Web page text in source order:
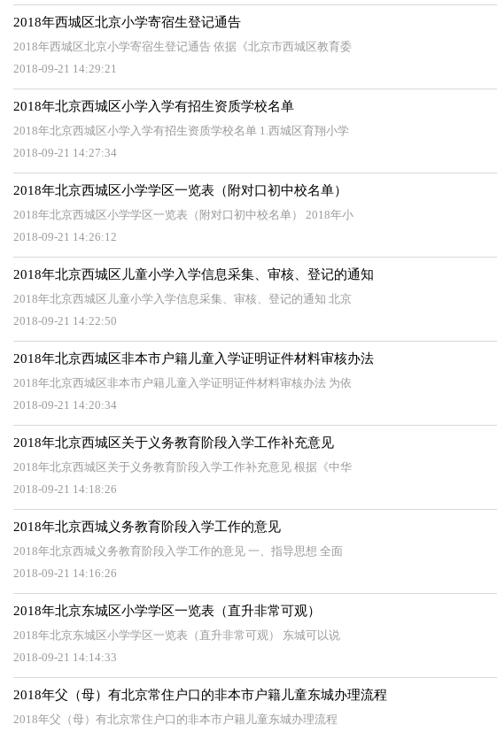
2018年西城区北京小学寄宿生登记通告
2018年西城区北京小学寄宿生登记通告 依据《北京市西城区教育委
2018-09-21 14:29:21
2018年北京西城区小学入学有招生资质学校名单
2018年北京西城区小学入学有招生资质学校名单 1.西城区育翔小学
2018-09-21 14:27:34
2018年北京西城区小学学区一览表（附对口初中校名单）
2018年北京西城区小学学区一览表（附对口初中校名单） 2018年小
2018-09-21 14:26:12
2018年北京西城区儿童小学入学信息采集、审核、登记的通知
2018年北京西城区儿童小学入学信息采集、审核、登记的通知 北京
2018-09-21 14:22:50
2018年北京西城区非本市户籍儿童入学证明证件材料审核办法
2018年北京西城区非本市户籍儿童入学证明证件材料审核办法 为依
2018-09-21 14:20:34
2018年北京西城区关于义务教育阶段入学工作补充意见
2018年北京西城区关于义务教育阶段入学工作补充意见 根据《中华
2018-09-21 14:18:26
2018年北京西城义务教育阶段入学工作的意见
2018年北京西城义务教育阶段入学工作的意见 一、指导思想 全面
2018-09-21 14:16:26
2018年北京东城区小学学区一览表（直升非常可观）
2018年北京东城区小学学区一览表（直升非常可观） 东城可以说
2018-09-21 14:14:33
2018年父（母）有北京常住户口的非本市户籍儿童东城办理流程
2018年父（母）有北京常住户口的非本市户籍儿童东城办理流程